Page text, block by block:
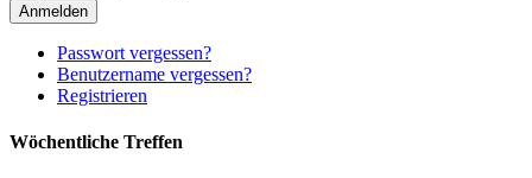
Anmelden
Passwort vergessen?
Benutzername vergessen?
Registrieren
Wöchentliche Treffen